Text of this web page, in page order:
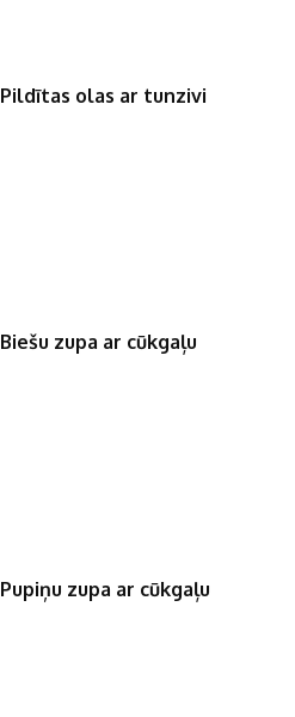
Pildītas olas ar tunzivi
Biešu zupa ar cūkgaļu
Pupiņu zupa ar cūkgaļu